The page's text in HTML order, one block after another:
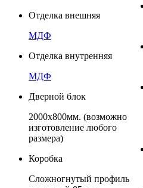
Отделка внешняя
МДФ
Отделка внутренняя
МДФ
Дверной блок
2000х800мм. (возможно
изготовление любого
размера)
Коробка
Сложногнутый профиль